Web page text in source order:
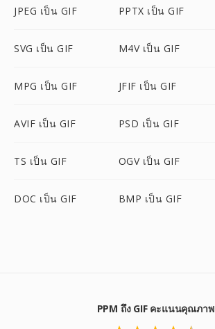
JPEG เป็น GIF PPTX เป็น GIF
SVG เป็น GIF M4V เป็น GIF
MPG เป็น GIF JFIF เป็น GIF
AVIF เป็น GIF PSD เป็น GIF
TS เป็น GIF OGV เป็น GIF
DOC เป็น GIF BMP เป็น GIF
PPM ถึง GIF คะแนนคุณภาพ